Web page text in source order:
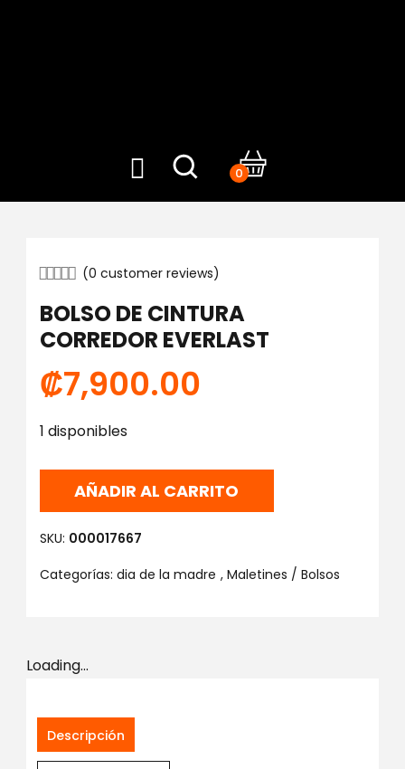
0
(0 customer reviews)
BOLSO DE CINTURA
CORREDOR EVERLAST
₡7,900.00
1 disponibles
AÑADIR AL CARRITO
SKU: 000017667
Categorías: dia de la madre , Maletines / Bolsos
Loading...
Descripción